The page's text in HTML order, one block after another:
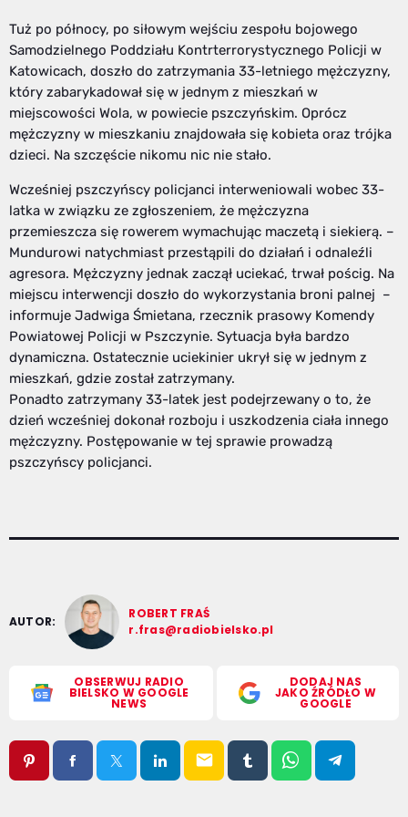
Tuż po północy, po siłowym wejściu zespołu bojowego
Samodzielnego Poddziału Kontrterrorystycznego Policji w
Katowicach, doszło do zatrzymania 33-letniego mężczyzny,
który zabarykadował się w jednym z mieszkań w
miejscowości Wola, w powiecie pszczyńskim. Oprócz
mężczyzny w mieszkaniu znajdowała się kobieta oraz trójka
dzieci. Na szczęście nikomu nic nie stało.
Wcześniej pszczyńscy policjanci interweniowali wobec 33-
latka w związku ze zgłoszeniem, że mężczyzna
przemieszcza się rowerem wymachując maczetą i siekierą. –
Mundurowi natychmiast przestąpili do działań i odnaleźli
agresora. Mężczyzny jednak zaczął uciekać, trwał pościg. Na
miejscu interwencji doszło do wykorzystania broni palnej –
informuje Jadwiga Śmietana, rzecznik prasowy Komendy
Powiatowej Policji w Pszczynie. Sytuacja była bardzo
dynamiczna. Ostatecznie uciekinier ukrył się w jednym z
mieszkań, gdzie został zatrzymany.
Ponadto zatrzymany 33-latek jest podejrzewany o to, że
dzień wcześniej dokonał rozboju i uszkodzenia ciała innego
mężczyzny. Postępowanie w tej sprawie prowadzą
pszczyńscy policjanci.
AUTOR:
ROBERT FRAŚ
r.fras@radiobielsko.pl
OBSERWUJ RADIO
BIELSKO W GOOGLE
NEWS
DODAJ NAS
JAKO ŹRÓDŁO W
GOOGLE
email